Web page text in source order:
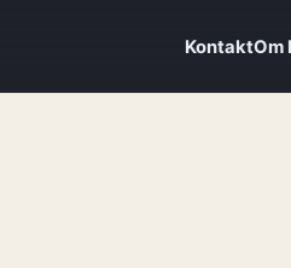
KontaktOm